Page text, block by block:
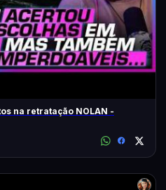
na retratação NOLAN -